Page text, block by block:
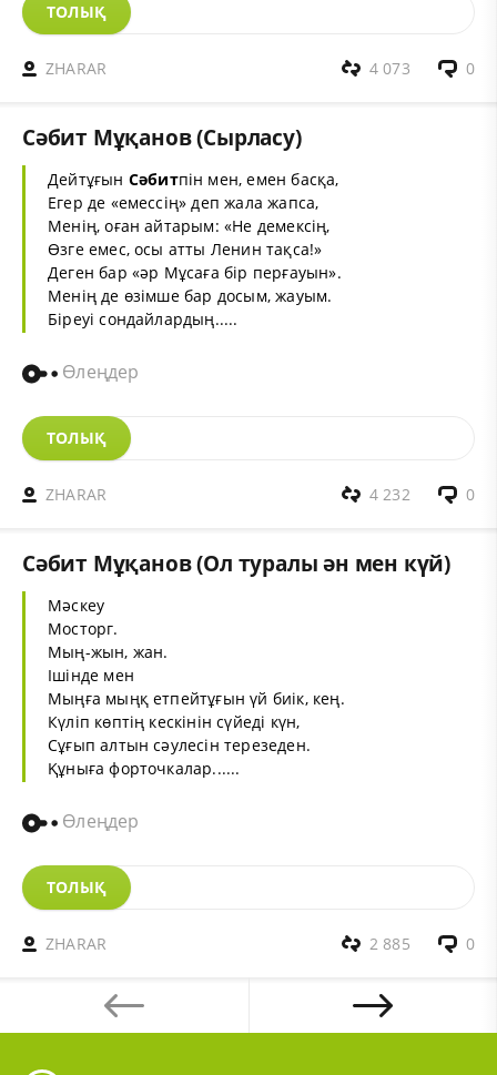
ТОЛЫҚ
ZHARAR 0
4 073
Cәбит Мұқанов (Сырласу)
Дейтұғын Сәбитпін мен, емен басқа,
Егер де «емессің» деп жала жапса,
Менің, оған айтарым: «Не демексің,
Өзге емес, осы атты Ленин тақса!»
Деген бар «әр Мұсаға бір перғауын».
Менің де өзімше бар досым, жауым.
Біреуі сондайлардың.....
Өлеңдер
ТОЛЫҚ
ZHARAR 0
4 232
Cәбит Мұқанов (Ол туралы ән мен күй)
Мәскеу
Мосторг.
Мың-жын, жан.
Ішінде мен
Мыңға мыңқ етпейтұғын үй биік, кең.
Күліп көптің кескінін сүйеді күн,
Сұғып алтын сәулесін терезеден.
Құныға форточкалар......
Өлеңдер
ТОЛЫҚ
ZHARAR 0
2 885